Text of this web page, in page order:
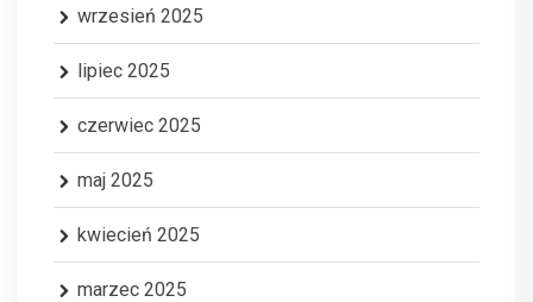
wrzesień 2025
lipiec 2025
czerwiec 2025
maj 2025
kwiecień 2025
marzec 2025